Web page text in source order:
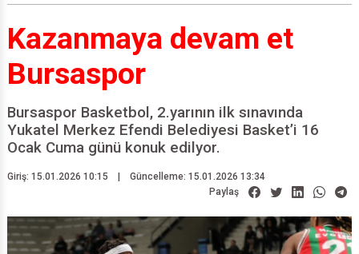
Kazanmaya devam et
Bursaspor
Bursaspor Basketbol, 2.yarının ilk sınavında
Yukatel Merkez Efendi Belediyesi Basket’i 16
Ocak Cuma günü konuk edilyor.
Giriş: 15.01.2026 10:15 |
Güncelleme: 15.01.2026 13:34
Paylaş